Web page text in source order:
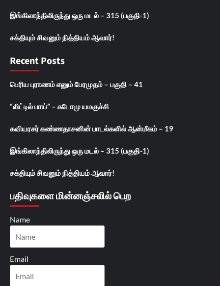
இங்கிலாந்திலிருந்து ஒரு மடல் – 315 (பகுதி-1)
சக்தியும் சிவனும் நித்தியம் ஆவார்!
Recent Posts
பெரிய புராணம் எனும் பேரமுதம் – பகுதி – 41
“லிட்டில் பாய்” – சுடோமு யமகுச்சி
கவியரசர் கண்ணதாசனின் பாடல்களில் ஆன்மீகம் – 19
இங்கிலாந்திலிருந்து ஒரு மடல் – 315 (பகுதி-1)
சக்தியும் சிவனும் நித்தியம் ஆவார்!
பதிவுகளை மின்னஞ்சலில் பெற
Name
Email